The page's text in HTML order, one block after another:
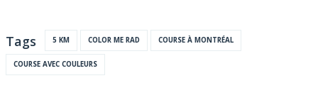
Tags 5 KM COLOR ME RAD COURSE À MONTRÉAL
COURSE AVEC COULEURS